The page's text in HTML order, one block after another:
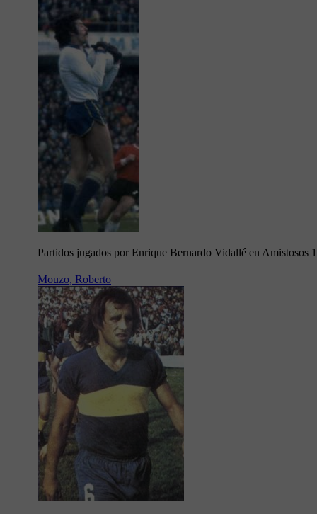
Partidos jugados por Enrique Bernardo Vidallé en Amistosos
Mouzo, Roberto